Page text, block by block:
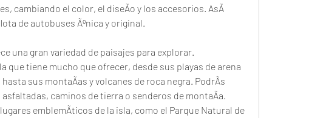
cambiando el color, el diseÃo y los accesorios. AsÃ
de autobuses Ãºnica y original.
una gran variedad de paisajes para explorar.
que tiene mucho que ofrecer, desde sus playas de arena
sus montaÃas y volcanes de roca negra. PodrÃs
caminos de tierra o senderos de montaÃa.
emblemÃticos de la isla, como el Parque Natural de